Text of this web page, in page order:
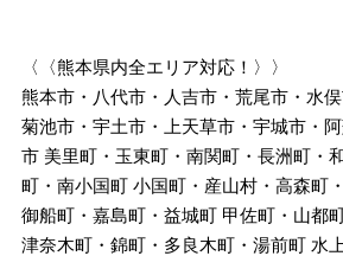
〈〈熊本県内全エリア対応！〉〉
熊本市・八代市・人吉市・荒尾市・水
菊池市・宇土市・上天草市・宇城市・
市 美里町・玉東町・南関町・長洲町・
町・南小国町 小国町・産山村・高森町
御船町・嘉島町・益城町 甲佐町・山都
津奈木町・錦町・多良木町・湯前町 水